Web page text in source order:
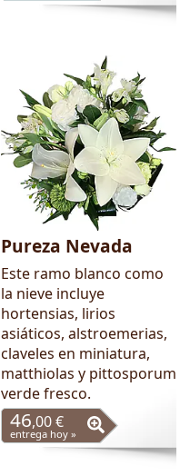
Pureza Nevada
Este ramo blanco como
la nieve incluye
hortensias, lirios
asiáticos, alstroemerias,
claveles en miniatura,
matthiolas y pittosporum
verde fresco.
46,00 €
entrega hoy »